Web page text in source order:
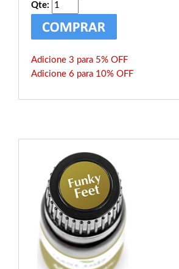
Qte:
Adicione 3 para 5% OFF
Adicione 6 para 10% OFF